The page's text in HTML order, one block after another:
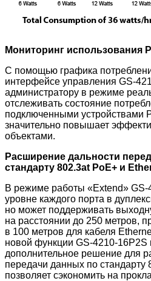
Мониторинг использования
С помощью графика
интерфейсе управления GS-
администратору в режиме
отслеживать состояние
подключенными устройствами
значительно повышает
объектами.
Расширение дальности
стандарту 802.3at PoE+ и
В режиме работы «Extend» GS-
уровне каждого порта в
но может поддерживать
на расстоянии до 250 метров,
в 100 метров для кабеля
новой функции GS-4210-16P2S
дополнительное решение для
передачи данных по стандарту
позволяет сэкономить на